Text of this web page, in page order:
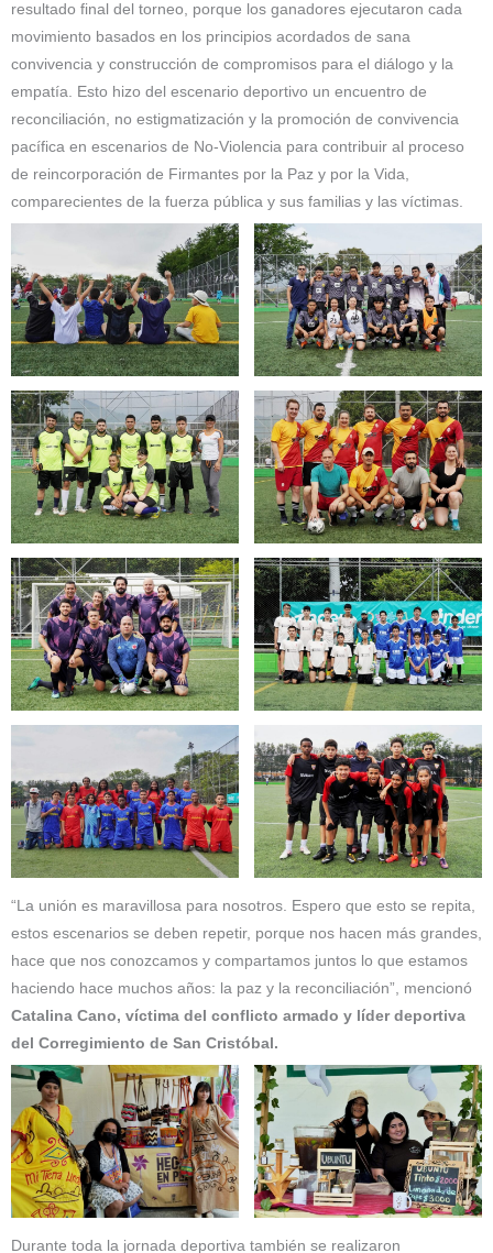
resultado final del torneo, porque los ganadores ejecutaron cada
movimiento basados en los principios acordados de sana
convivencia y construcción de compromisos para el diálogo y la
empatía. Esto hizo del escenario deportivo un encuentro de
reconciliación, no estigmatización y la promoción de convivencia
pacífica en escenarios de No-Violencia para contribuir al proceso
de reincorporación de Firmantes por la Paz y por la Vida,
comparecientes de la fuerza pública y sus familias y las víctimas.
“La unión es maravillosa para nosotros. Espero que esto se repita,
estos escenarios se deben repetir, porque nos hacen más grandes,
hace que nos conozcamos y compartamos juntos lo que estamos
haciendo hace muchos años: la paz y la reconciliación”, mencionó
Catalina Cano, víctima del conflicto armado y líder deportiva
del Corregimiento de San Cristóbal.
Durante toda la jornada deportiva también se realizaron